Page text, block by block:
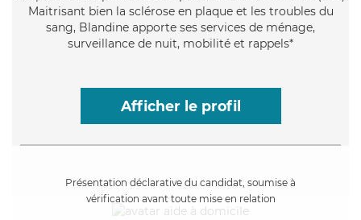
Maitrisant bien la sclérose en plaque et les troubles du
sang, Blandine apporte ses services de ménage,
surveillance de nuit, mobilité et rappels*
Afficher le profil
Présentation déclarative du candidat, soumise à
vérification avant toute mise en relation